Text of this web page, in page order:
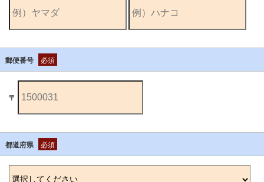
郵便番号 必須
〒
都道府県 必須